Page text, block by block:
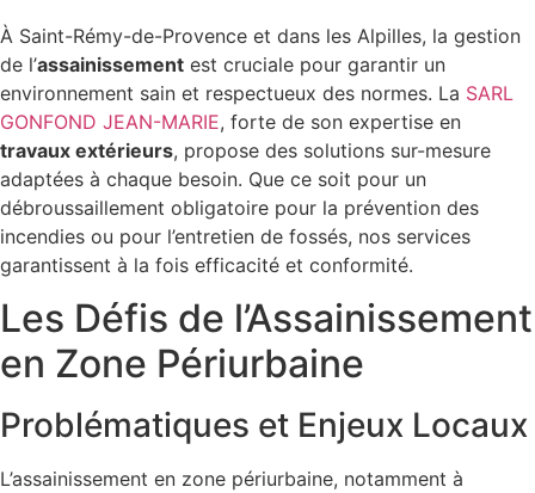
À Saint-Rémy-de-Provence et dans les Alpilles, la gestion
de l’assainissement est cruciale pour garantir un
environnement sain et respectueux des normes. La SARL
GONFOND JEAN-MARIE, forte de son expertise en
travaux extérieurs, propose des solutions sur-mesure
adaptées à chaque besoin. Que ce soit pour un
débroussaillement obligatoire pour la prévention des
incendies ou pour l’entretien de fossés, nos services
garantissent à la fois efficacité et conformité.
Les Défis de l’Assainissement
en Zone Périurbaine
Problématiques et Enjeux Locaux
L’assainissement en zone périurbaine, notamment à